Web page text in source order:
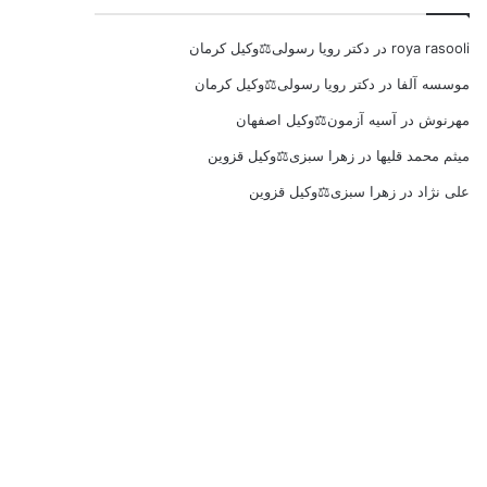
roya rasooli در دکتر رویا رسولی⚖️وکیل کرمان
موسسه آلفا در دکتر رویا رسولی⚖️وکیل کرمان
مهرنوش در آسیه آزمون⚖️وکیل اصفهان
میثم محمد قلیها درزهرا سبزی⚖️وکیل قزوین
علی نژاد درزهرا سبزی⚖️وکیل قزوین